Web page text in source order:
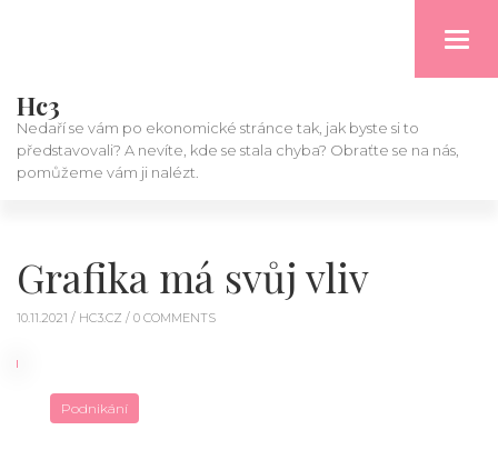
Hc3
Nedaří se vám po ekonomické stránce tak, jak byste si to
představovali? A nevíte, kde se stala chyba? Obraťte se na nás,
pomůžeme vám ji nalézt.
Grafika má svůj vliv
10.11.2021 / HC3.CZ / 0 COMMENTS
Podnikání